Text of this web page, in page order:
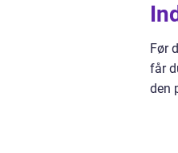
Før
får
den